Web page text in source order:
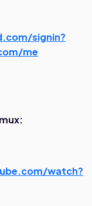
signin?
me
watch?